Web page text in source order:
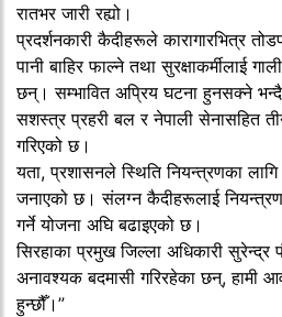
रातभर जारी रह्यो।
प्रदर्शनकारी कैदीहरूले कारागारभित्र
पानी बाहिर फाल्ने तथा सुरक्षाकर्मीलाई
छन्। सम्भावित अप्रिय घटना हुनसक्ने भन्दै
सशस्त्र प्रहरी बल र नेपाली सेनासहित
गरिएको छ।
यता, प्रशासनले स्थिति नियन्त्रणका
जनाएको छ। संलग्न कैदीहरूलाई
गर्ने योजना अघि बढाइएको छ।
सिरहाका प्रमुख जिल्ला अधिकारी
अनावश्यक बदमासी गरिरहेका छन्, हामी
हुन्छौँ।”